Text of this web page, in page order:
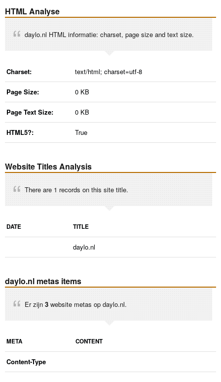
HTML Analyse
daylo.nl HTML informatie: charset, page size and text size.
Charset: text/html; charset=utf-8
Page Size: 0 KB
Page Text Size: 0 KB
HTML5?: True
Website Titles Analysis
There are 1 records on this site title.
DATE TITLE
daylo.nl
daylo.nl metas items
Er zijn 3 website metas op daylo.nl.
META CONTENT
Content-Type